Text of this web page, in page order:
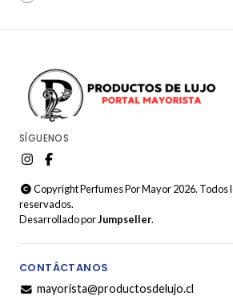
SÍGUENOS
Copyright Perfumes Por Mayor 2026. Todos
reservados.
Desarrollado porJumpseller.
CONTÁCTANOS
mayorista@productosdelujo.cl